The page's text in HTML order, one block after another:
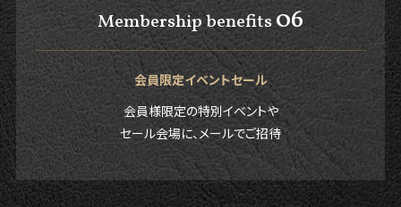
Membership benefits06
会員限定イベントセール
会員様限定の特別イベントや
セール会場に、メールでご招待